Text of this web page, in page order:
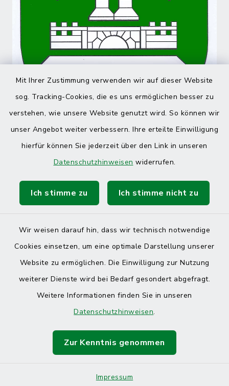
Mit Ihrer Zustimmung verwenden wir auf dieser Website
sog. Tracking-Cookies, die es uns ermöglichen besser zu
verstehen, wie unsere Website genutzt wird. So können wir
unser Angebot weiter verbessern. Ihre erteilte Einwilligung
hierfür können Sie jederzeit über den Link in unseren
Datenschutzhinweisen widerrufen.
Ich stimme zu Ich stimme nicht zu
Wir weisen darauf hin, dass wir technisch notwendige
Cookies einsetzen, um eine optimale Darstellung unserer
Website zu ermöglichen. Die Einwilligung zur Nutzung
weiterer Dienste wird bei Bedarf gesondert abgefragt.
Weitere Informationen finden Sie in unseren
Datenschutzhinweisen.
Zur Kenntnis genommen
Impressum
Kontakt
Datenschutz
Impressum
Sitemap
Cookie-Einstellungen